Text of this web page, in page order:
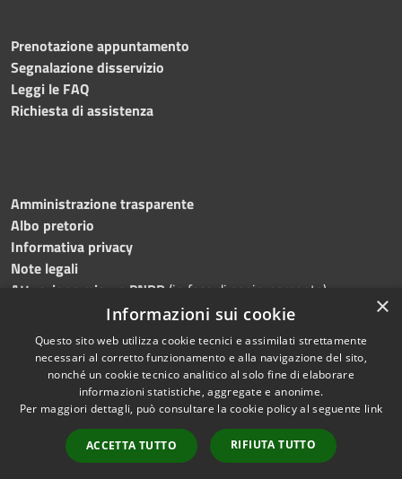
Prenotazione appuntamento
Segnalazione disservizio
Leggi le FAQ
Richiesta di assistenza
Amministrazione trasparente
Albo pretorio
Informativa privacy
Note legali
Attuazione misure PNRR (in fase di aggiornamento)
Dichiarazione di accessibilità
Accessibilità
Copyright © 2026 • Comune di
Ostra • Powered by
Municipium•
Accesso
redazione
×
Informazioni sui cookie
Questo sito web utilizza cookie tecnici e assimilati strettamente
necessari al corretto funzionamento e alla navigazione del sito,
nonché un cookie tecnico analitico al solo fine di elaborare
informazioni statistiche, aggregate e anonime.
Per maggiori dettagli, può consultare la cookie policy al seguente link
ACCETTA TUTTO RIFIUTA TUTTO